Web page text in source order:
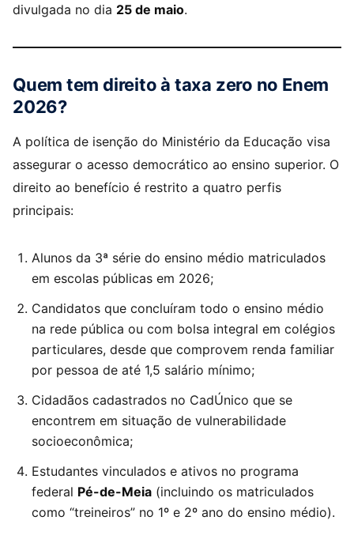
divulgada no dia 25 de maio.
Quem tem direito à taxa zero no Enem
2026?
A política de isenção do Ministério da Educação visa
assegurar o acesso democrático ao ensino superior. O
direito ao benefício é restrito a quatro perfis
principais:
Alunos da 3ª série do ensino médio matriculados
em escolas públicas em 2026;
Candidatos que concluíram todo o ensino médio
na rede pública ou com bolsa integral em colégios
particulares, desde que comprovem renda familiar
por pessoa de até 1,5 salário mínimo;
Cidadãos cadastrados no CadÚnico que se
encontrem em situação de vulnerabilidade
socioeconômica;
Estudantes vinculados e ativos no programa
federal Pé-de-Meia (incluindo os matriculados
como “treineiros” no 1º e 2º ano do ensino médio).